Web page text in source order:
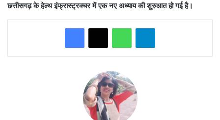
छत्तीसगढ़ के हेल्थ इंफ्रास्ट्रक्चर में एक नए अध्याय की शुरुआत हो गई है।
WhatsAppTelegram